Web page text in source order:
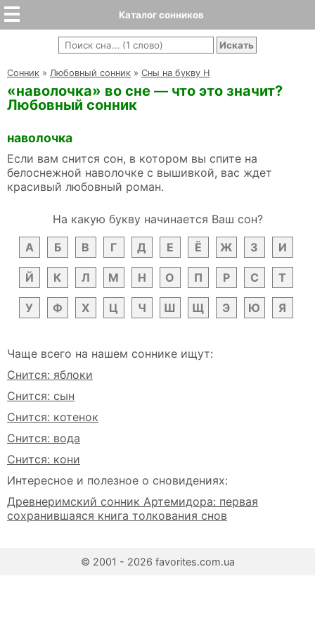
Каталог сонников
Cонник » Любовный сонник » Сны на букву Н
«наволочка» во сне — что это значит?
Любовный сонник
наволочка
Если вам снится сон, в котором вы спите на
белоснежной наволочке с вышивкой, вас ждет
красивый любовный роман.
На какую букву начинается Ваш сон?
А
Б В Г Д Е Ё Ж З И
Й К Л М Н О П Р С Т
У Ф Х Ц Ч Ш Щ Э Ю Я
Чаще всего на нашем соннике ищут:
Снится: яблоки
Снится: сын
Снится: котенок
Снится: вода
Снится: кони
Интересное и полезное о сновидениях:
Древнеримский сонник Артемидора: первая
сохранившаяся книга толкования снов
© 2001 - 2026 favorites.com.ua